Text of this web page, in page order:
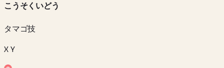
こうそくいどう
タマゴ技
X Y